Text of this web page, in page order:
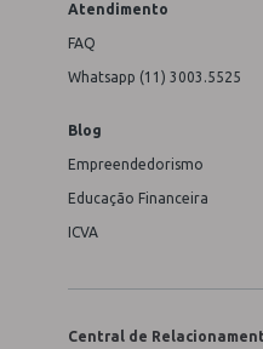
Atendimento
FAQ
Whatsapp (11) 3003.5525
Blog
Empreendedorismo
Educação Financeira
ICVA
Central de